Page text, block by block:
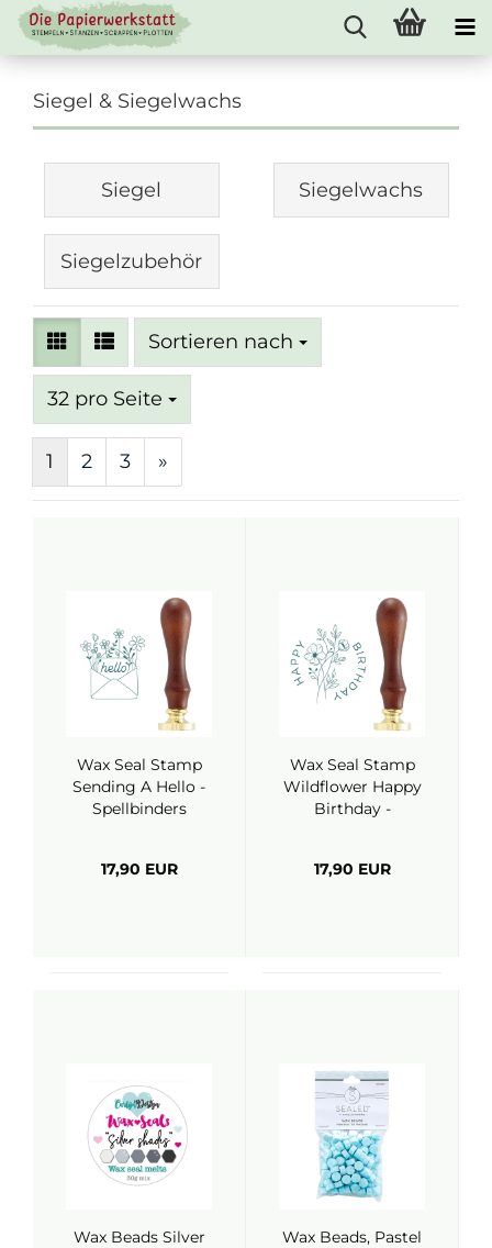
Siegel & Siegelwachs
Siegel Siegelwachs
Siegelzubehör
Sortieren nach
Sortieren nach
32 pro Seite
pro Seite
1 2 3 »
Wax Seal Stamp
Sending A Hello -
Spellbinders
17,90 EUR
Wax Seal Stamp
Wildflower Happy
Birthday -
17,90 EUR
Wax Beads Silver
Wax Beads, Pastel